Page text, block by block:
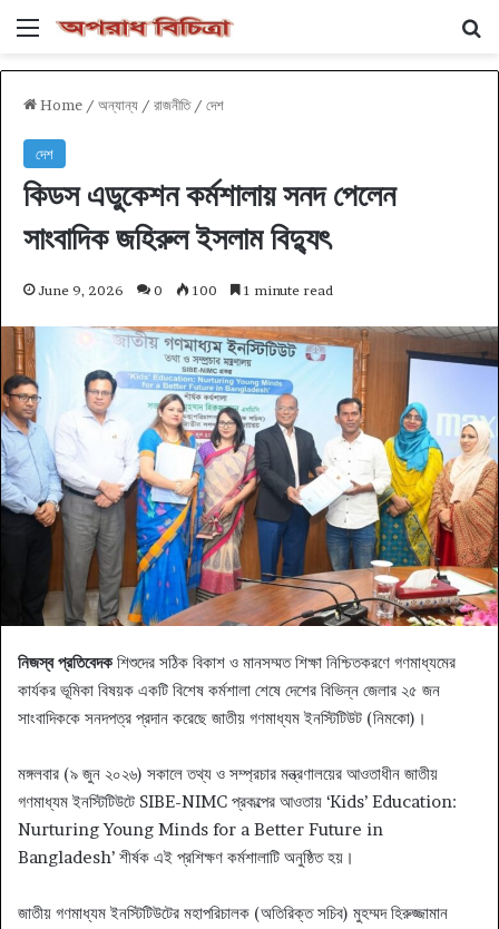
Menu
Home / অন্যান্য / রাজনীতি / দেশ
দেশ
কিডস এডুকেশন কর্মশালায় সনদ পেলেন
সাংবাদিক জহিরুল ইসলাম বিদ্যুৎ
June 9, 2026 0 100 1 minute read
নিজস্ব প্রতিবেদকশিশুদের সঠিক বিকাশ ও মানসম্মত শিক্ষা নিশ্চিতকরণে গণমাধ্যমের
কার্যকর ভূমিকা বিষয়ক একটি বিশেষ কর্মশালা শেষে দেশের বিভিন্ন জেলার ২৫ জন
সাংবাদিককে সনদপত্র প্রদান করেছে জাতীয় গণমাধ্যম ইনস্টিটিউট (নিমকো)।
মঙ্গলবার (৯ জুন ২০২৬) সকালে তথ্য ও সম্প্রচার মন্ত্রণালয়ের আওতাধীন জাতীয়
গণমাধ্যম ইনস্টিটিউটে SIBE-NIMC প্রকল্পের আওতায় ‘Kids’ Education:
Nurturing Young Minds for a Better Future in
Bangladesh’ শীর্ষক এই প্রশিক্ষণ কর্মশালাটি অনুষ্ঠিত হয়।
জাতীয় গণমাধ্যম ইনস্টিটিউটের মহাপরিচালক (অতিরিক্ত সচিব) মুহম্মদ হিরুজ্জামান